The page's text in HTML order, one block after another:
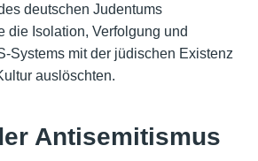
deutschen Judentums
die Isolation, Verfolgung und
Systems mit der jüdischen Existenz
auslöschten.
Antisemitismus